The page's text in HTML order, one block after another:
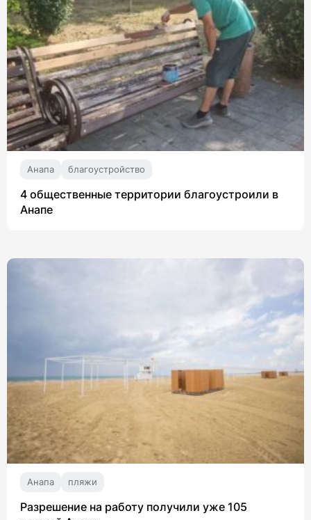
Анапа благоустройство
4 общественные территории благоустроили в
Анапе
Анапа пляжи
Разрешение на работу получили уже 105